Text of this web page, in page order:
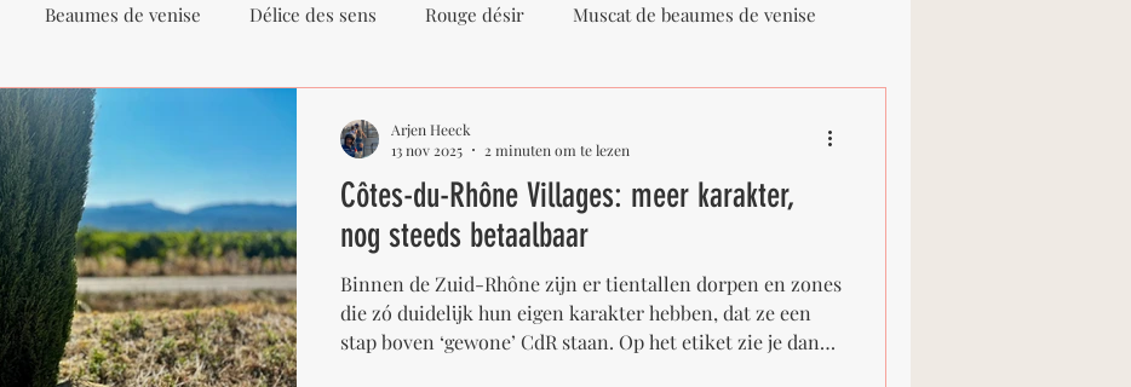
Beaumes de venise Délice des sens Rouge désir Muscat de beaumes de venise
de Sève
Rhône Villages Plan de Dieu Roaix Élodie Balme Domaine Saint-Damien
Condrieu Saint-Péray Domaine Lemenicier Cuvée Elégance Les 3 Lieux
Côtes-du-Rhône Villages: meer karakter,
nog steeds betaalbaar
Binnen de Zuid-Rhône zijn er tientallen dorpen en zones
die zó duidelijk hun eigen karakter hebben, dat ze een
stap boven ‘gewone’ CdR staan. Op het etiket zie je dan
Arjen Heeck
13 nov 2025
2 minuten om te lezen